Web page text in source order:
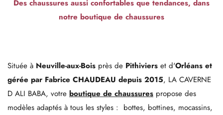
Des chaussures aussi confortables que tendances, dans
notre boutique de chaussures
Située à Neuville-aux-Bois près de Pithiviers et d'Orléans et
gérée par Fabrice CHAUDEAU depuis 2015, LA CAVERNE
D ALI BABA, votre boutique de chaussures propose des
modèles adaptés à tous les styles : bottes, bottines, mocassins,